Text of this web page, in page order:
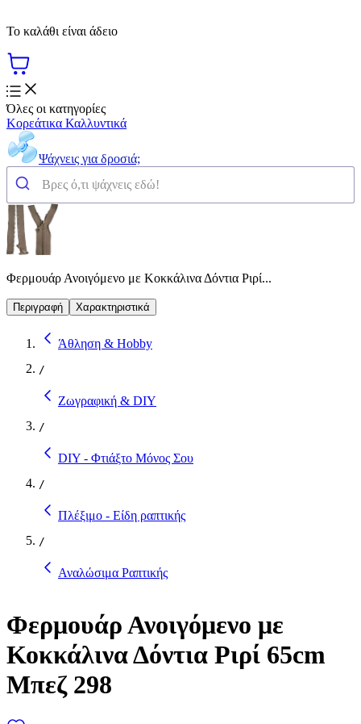
Το καλάθι είναι άδειο
Όλες οι κατηγορίες
Κορεάτικα Καλλυντικά
Ψάχνεις για δροσιά;
Φερμουάρ Ανοιγόμενο με Κοκκάλινα Δόντια Ριρί...
Περιγραφή Χαρακτηριστικά
Άθληση & Hobby
/
Ζωγραφική & DIY
/
DIY - Φτιάξτο Μόνος Σου
/
Πλέξιμο - Είδη ραπτικής
/
Αναλώσιμα Ραπτικής
Φερμουάρ Ανοιγόμενο με
Κοκκάλινα Δόντια Ριρί 65cm
Μπεζ 298